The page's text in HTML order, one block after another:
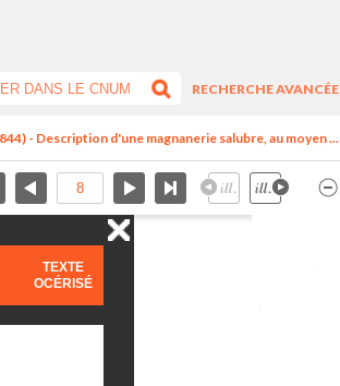
RECHERCHE AVANCÉE
- Description d'une magnanerie salubre, au moyen ...
TEXTE
OCÉRISÉ